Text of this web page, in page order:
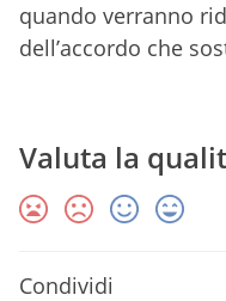
quando verranno
dell’accordo che
Valuta la
Condividi